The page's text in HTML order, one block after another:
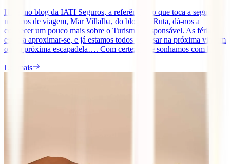
Hoje, no blog da IATI Seguros, a referência no que toca a seguros
médicos de viagem, Mar Villalba, do blog Mi Ruta, dá-nos a
conhecer um pouco mais sobre o Turismo Responsável. As férias
estão a aproximar-se, e já estamos todos a pensar na próxima viagem
ou na próxima escapadela…. Com certeza que sonhamos com [...]
Ler mais